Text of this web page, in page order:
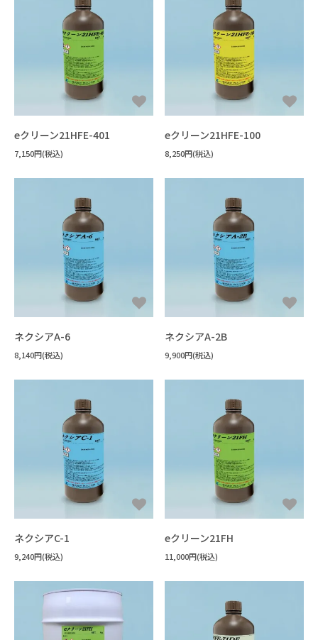
eクリーン21HFE-401
7,150円(税込)
eクリーン21HFE-100
8,250円(税込)
ネクシアA-6
8,140円(税込)
ネクシアA-2B
9,900円(税込)
ネクシアC-1
9,240円(税込)
eクリーン21FH
11,000円(税込)